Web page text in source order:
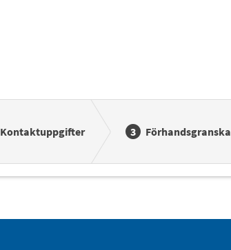
Kontaktuppgifter Förhandsgranska